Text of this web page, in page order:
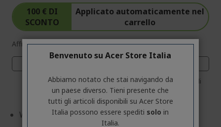
100 € DI
SCONTO
Applicato automaticamente nel
carrello
Affrettati! Il codice MYSTERY scade tra:
Ore Minuti Secondi
Windows 11 Home
Benvenuto su Acer Store Italia
Abbiamo notato che stai navigando da
un paese diverso. Tieni presente che
tutti gli articoli disponibili su Acer Store
Italia possono essere spediti solo in
Italia.